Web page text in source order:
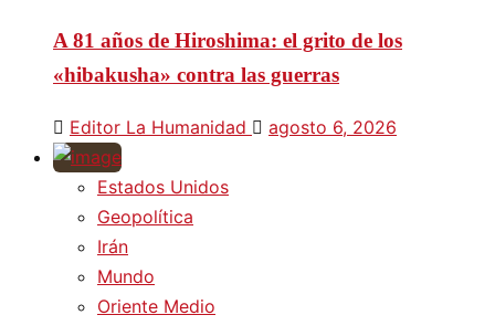
A 81 años de Hiroshima: el grito de los
«hibakusha» contra las guerras
Editor La Humanidad agosto 6, 2026
Estados Unidos
Geopolítica
Irán
Mundo
Oriente Medio